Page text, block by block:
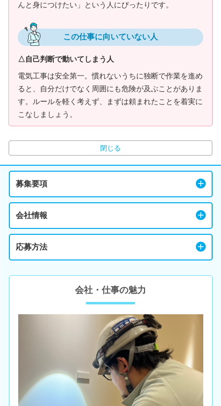
んと身につけたい」という人にぴったりです。
この仕事に向いていない人
△自己判断で動いてしまう人
電気工事は安全第一。慣れないうちに独断で作業を進め
ると、自分だけでなく周囲にも危険が及ぶことがありま
す。ルールを軽く考えず、まずは頼まれたことを着実に
こなしましょう。
閉じる
募集要項
会社情報
応募方法
会社・仕事の魅力